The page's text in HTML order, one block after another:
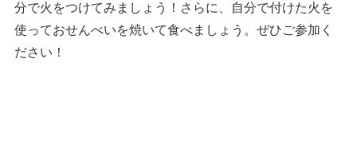
分で火をつけてみましょう！さらに、自分で付けた火を
使っておせんべいを焼いて食べましょう。ぜひご参加く
ださい！